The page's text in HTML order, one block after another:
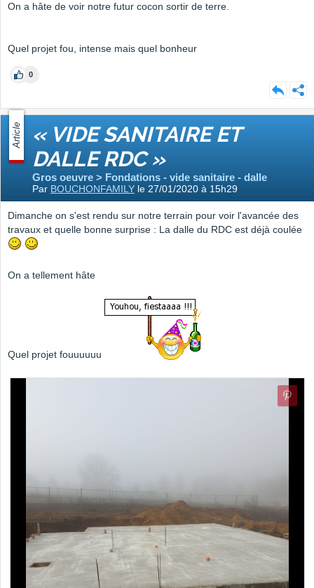
On a hâte de voir notre futur cocon sortir de terre.
Quel projet fou, intense mais quel bonheur
0
Article « VIDE SANITAIRE ET
DALLE RDC »
Gros oeuvre > Fondations - vide sanitaire - dalle
Par BOUCHONFAMILY le 27/01/2020 à 15h29
Dimanche on s'est rendu sur notre terrain pour voir l'avancée des
travaux et quelle bonne surprise : La dalle du RDC est déjà coulée
On a tellement hâte
Quel projet fouuuuuu